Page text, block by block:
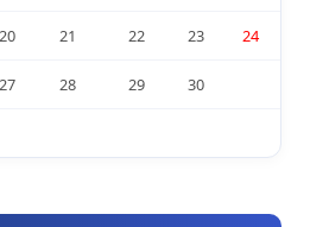
20 21 22 23 24
27 28 29 30